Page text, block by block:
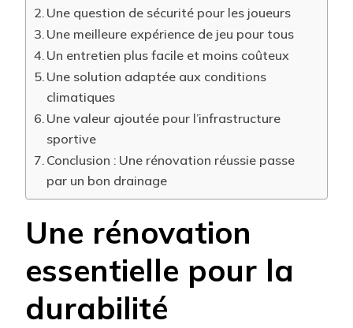
Une question de sécurité pour les joueurs
Une meilleure expérience de jeu pour tous
Un entretien plus facile et moins coûteux
Une solution adaptée aux conditions
climatiques
Une valeur ajoutée pour l’infrastructure
sportive
Conclusion : Une rénovation réussie passe
par un bon drainage
Une rénovation
essentielle pour la
durabilité